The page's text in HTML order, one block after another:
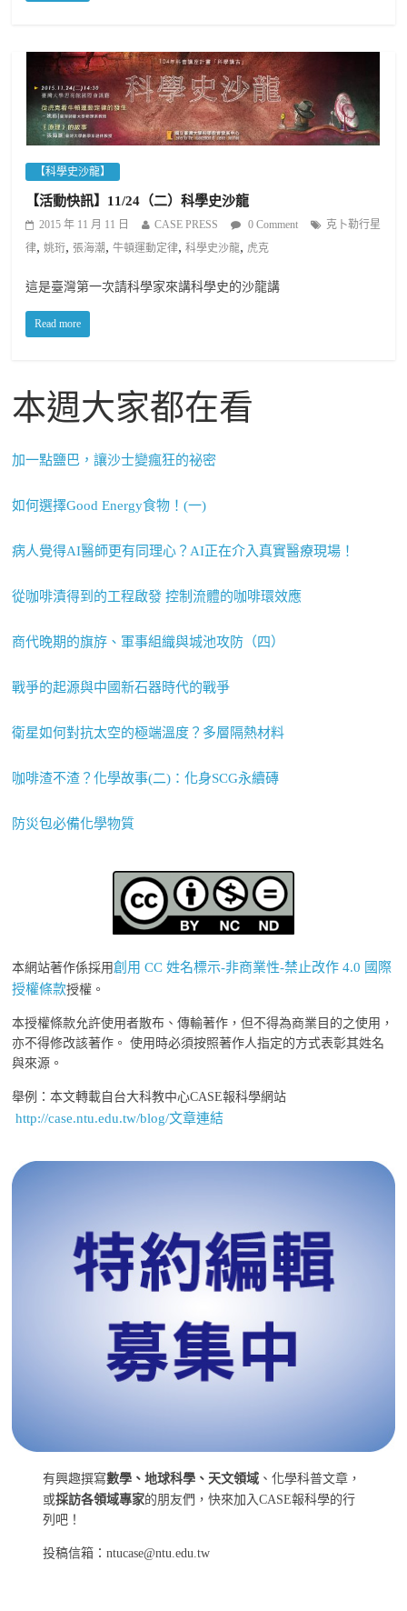
【科學史沙龍】
【活動快訊】11/24（二）科學史沙龍
2015 年 11 月 11 日 CASE PRESS 0 Comment
克卜勒行星
律,姚珩,張海潮,牛頓運動定律,科學史沙龍, 虎克
這是臺灣第一次請科學家來講科學史的沙龍講
Read more
本週大家都在看
加一點鹽巴，讓沙士變瘋狂的祕密
如何選擇Good Energy食物！(一)
病人覺得AI醫師更有同理心？AI正在介入真實醫療現場！
從咖啡漬得到的工程啟發 控制流體的咖啡環效應
商代晚期的旗斿、軍事組織與城池攻防（四）
戰爭的起源與中國新石器時代的戰爭
衛星如何對抗太空的極端溫度？多層隔熱材料
咖啡渣不渣？化學故事(二)：化身SCG永續磚
防災包必備化學物質
本網站著作係採用創用 CC 姓名標示-非商業性-禁止改作 4.0 國際
授權條款授權。
本授權條款允許使用者散布、傳輸著作，但不得為商業目的之使用，
亦不得修改該著作。 使用時必須按照著作人指定的方式表彰其姓名
與來源。
舉例：本文轉載自台大科教中心CASE報科學網站
http://case.ntu.edu.tw/blog/文章連結
有興趣撰寫數學、地球科學、天文領域 、化學科普文章，
或採訪各領域專家的朋友們，快來加入CASE報科學的行
列吧！
投稿信箱：ntucase@ntu.edu.tw